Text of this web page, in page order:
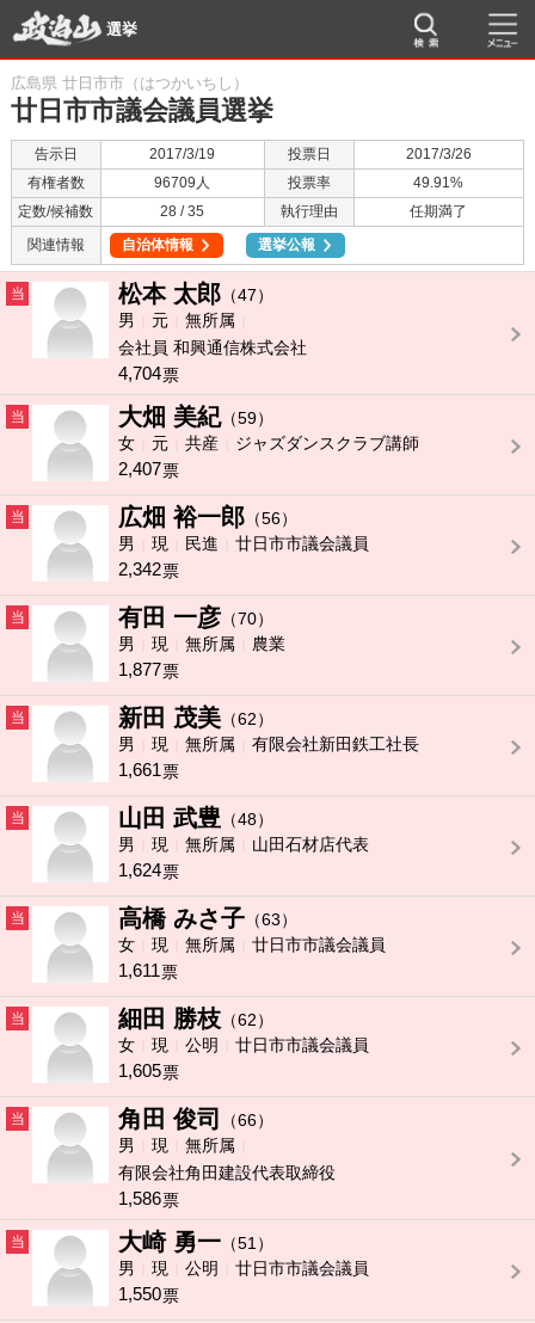
選挙
広島県 廿日市市（はつかいちし）
廿日市市議会議員選挙
告示日 2017/3/19 投票日
2017/3/26
有権者数
96709人 投票率
49.91%
定数/候補数
28 / 35 執行理由
任期満了
関連情報
自治体情報 選挙公報
当 松本 太郎 （47）
男
元
無所属
会社員 和興通信株式会社
4,704票
当 大畑 美紀（59）
女
元 共産 ジャズダンスクラブ講師
2,407票
当 広畑 裕一郎 （56）
男
現 民進 廿日市市議会議員
2,342票
当 有田 一彦 （70）
男
現 無所属 農業
1,877票
当 新田 茂美 （62）
男
現 無所属 有限会社新田鉄工社長
1,661票
当 山田 武豊 （48）
男
現 無所属 山田石材店代表
1,624票
当 高橋 みさ子 （63）
女
現 無所属 廿日市市議会議員
1,611票
当 細田 勝枝 （62）
女
現 公明 廿日市市議会議員
1,605票
当 角田 俊司
（66）
男
現
無所属
有限会社角田建設代表取締役
1,586票
当 大崎 勇一 （51）
男
現 公明 廿日市市議会議員
1,550票